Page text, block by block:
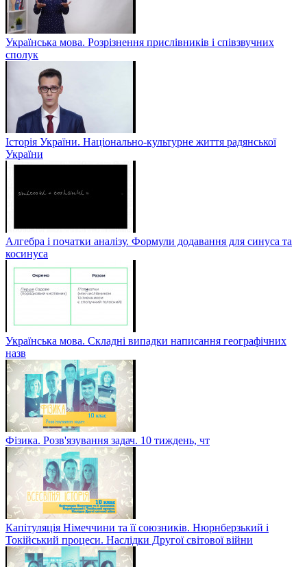
Українська мова. Розрізнення прислівників і співзвучних
сполук
Історія України. Національно-культурне життя радянської
України
Алгебра і початки аналізу. Формули додавання для синуса та
косинуса
Українська мова. Складні випадки написання географічних
назв
Фізика. Розв'язування задач. 10 тиждень, чт
Капітуляція Німеччини та її союзників. Нюрнберзький і
Токійський процеси. Наслідки Другої світової війни